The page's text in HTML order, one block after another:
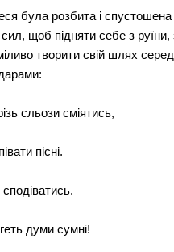
була розбита і
щоб підняти себе з руїни,
творити свій шлях
сльози сміятись,
пісні.
сподіватись.
думи сумні!